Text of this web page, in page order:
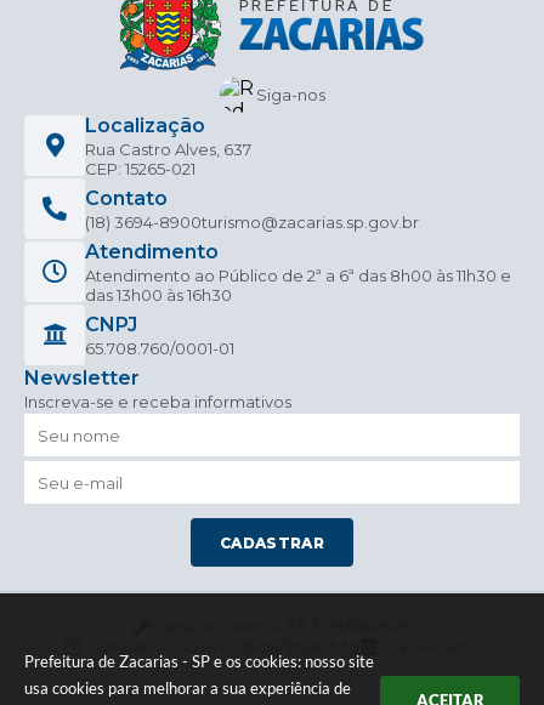
Prefeitura de Zacarias - SP e os cookies: nosso site
usa cookies para melhorar a sua experiência de
ACEITAR
Siga-nos
Localização
Rua Castro Alves, 637
CEP: 15265-021
Contato
(18) 3694-8900turismo@zacarias.sp.gov.br
Atendimento
Atendimento ao Público de 2ª a 6ª das 8h00 às 11h30 e
das 13h00 às 16h30
CNPJ
65.708.760/0001-01
Newsletter
Inscreva-se e receba informativos
CADASTRAR